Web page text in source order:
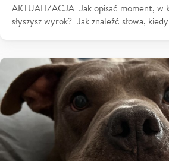
AKTUALIZACJA Jak opisać moment, w
słyszysz wyrok? Jak znaleźć słowa,